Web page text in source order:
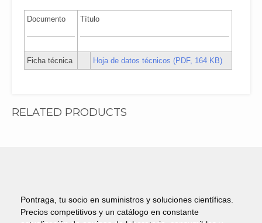
Documento Título
Ficha técnica Hoja de datos técnicos (PDF, 164 KB)
RELATED PRODUCTS
Pontraga, tu socio en suministros y soluciones científicas.
Precios competitivos y un catálogo en constante